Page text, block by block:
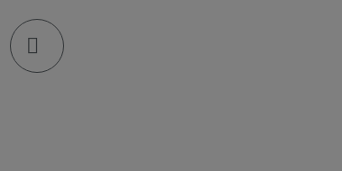
klik om de deellinks te openen